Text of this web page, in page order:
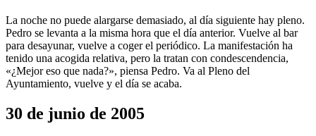
La noche no puede alargarse demasiado, al día siguiente hay pleno.
Pedro se levanta a la misma hora que el día anterior. Vuelve al bar
para desayunar, vuelve a coger el periódico. La manifestación ha
tenido una acogida relativa, pero la tratan con condescendencia,
«¿Mejor eso que nada?», piensa Pedro. Va al Pleno del
Ayuntamiento, vuelve y el día se acaba.
30 de junio de 2005